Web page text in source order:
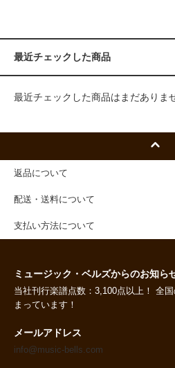
最近チェックした商品
最近チェックした商品はまだありま
返品について
配送・送料について
支払い方法について
ミュージック・ベルズからのお知ら
当社刊行楽譜点数：3,100点以上！ 全
まっています！
メールアドレス
info@music-bells.com